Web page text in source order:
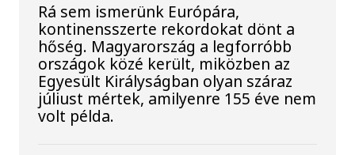
Rá sem ismerünk Európára,
kontinensszerte rekordokat dönt a
hőség. Magyarország a legforróbb
országok közé került, miközben az
Egyesült Királyságban olyan száraz
júliust mértek, amilyenre 155 éve nem
volt példa.